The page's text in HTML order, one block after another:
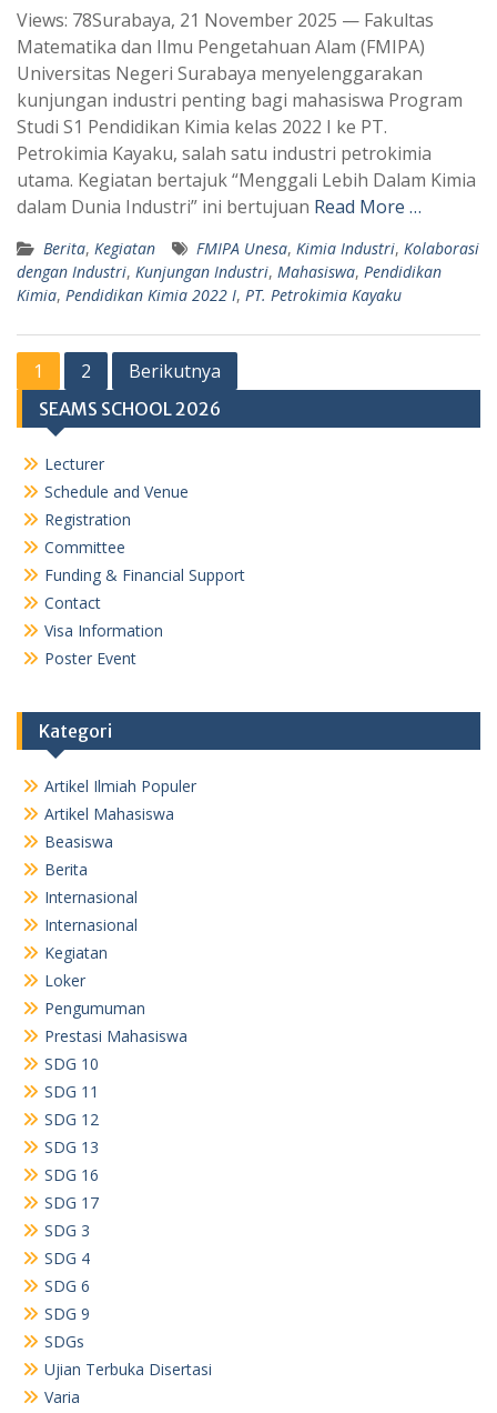
a
t
A
p
p
l
e
r
a
m
Views: 78Surabaya, 21 November 2025 — Fakultas
Matematika dan Ilmu Pengetahuan Alam (FMIPA)
Universitas Negeri Surabaya menyelenggarakan
kunjungan industri penting bagi mahasiswa Program
Studi S1 Pendidikan Kimia kelas 2022 I ke PT.
Petrokimia Kayaku, salah satu industri petrokimia
utama. Kegiatan bertajuk “Menggali Lebih Dalam Kimia
dalam Dunia Industri” ini bertujuan Read More …
Berita, Kegiatan FMIPA Unesa, Kimia Industri, Kolaborasi
dengan Industri, Kunjungan Industri, Mahasiswa, Pendidikan
Kimia, Pendidikan Kimia 2022 I, PT. Petrokimia Kayaku
Paginasi
pos
1 2 Berikutnya
SEAMS SCHOOL 2026
Lecturer
Schedule and Venue
Registration
Committee
Funding & Financial Support
Contact
Visa Information
Poster Event
Kategori
Artikel Ilmiah Populer
Artikel Mahasiswa
Beasiswa
Berita
Internasional
Internasional
Kegiatan
Loker
Pengumuman
Prestasi Mahasiswa
SDG 10
SDG 11
SDG 12
SDG 13
SDG 16
SDG 17
SDG 3
SDG 4
SDG 6
SDG 9
SDGs
Ujian Terbuka Disertasi
Varia